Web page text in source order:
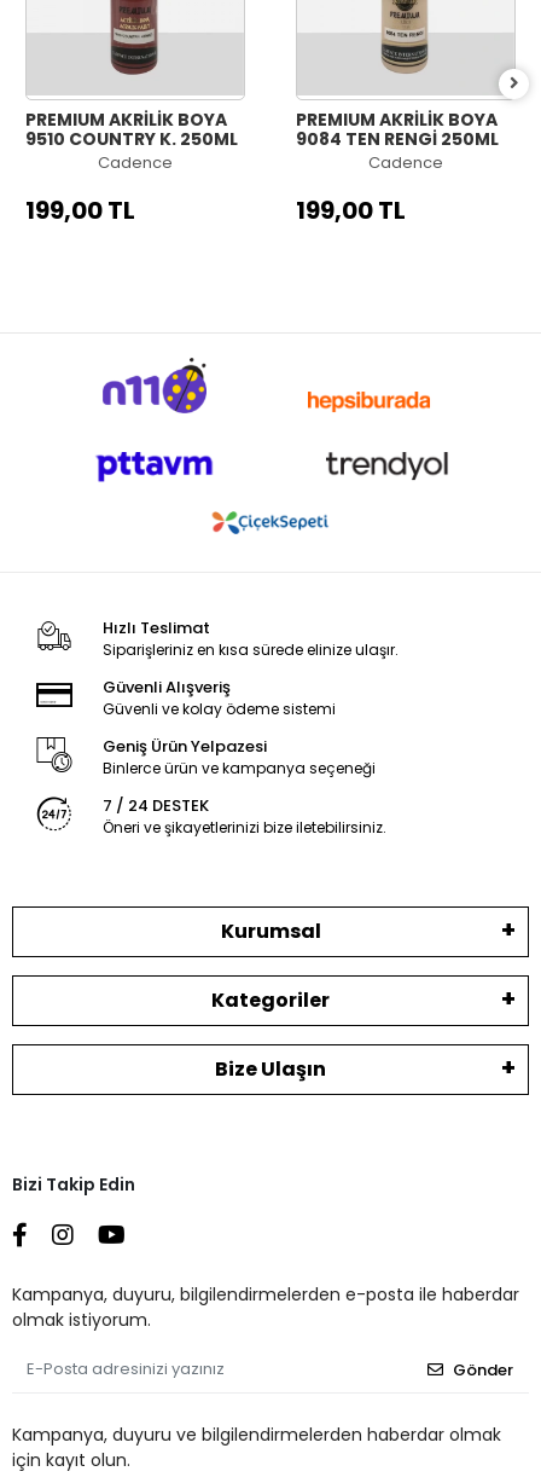
PREMIUM AKRİLİK BOYA
9510 COUNTRY K. 250ML
Cadence
199,00 TL
PREMIUM AKRİLİK BOYA
9084 TEN RENGİ 250ML
Cadence
199,00 TL
Hızlı Teslimat
Siparişleriniz en kısa sürede elinize ulaşır.
Güvenli Alışveriş
Güvenli ve kolay ödeme sistemi
Geniş Ürün Yelpazesi
Binlerce ürün ve kampanya seçeneği
7 / 24 DESTEK
Öneri ve şikayetlerinizi bize iletebilirsiniz.
Kurumsal
Kategoriler
Bize Ulaşın
Bizi Takip Edin
Kampanya, duyuru, bilgilendirmelerden e-posta ile haberdar
olmak istiyorum.
Gönder
Kampanya, duyuru ve bilgilendirmelerden haberdar olmak
için kayıt olun.